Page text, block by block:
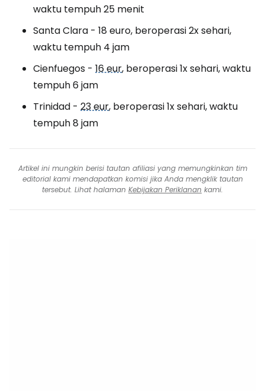
waktu tempuh 25 menit
Santa Clara - 18 euro, beroperasi 2x sehari,
waktu tempuh 4 jam
Cienfuegos - 16 eur, beroperasi 1x sehari, waktu
tempuh 6 jam
Trinidad - 23 eur, beroperasi 1x sehari, waktu
tempuh 8 jam
Artikel ini mungkin berisi tautan afiliasi yang memungkinkan tim
editorial kami mendapatkan komisi jika Anda mengklik tautan
tersebut. Lihat halaman Kebijakan Periklanan kami.